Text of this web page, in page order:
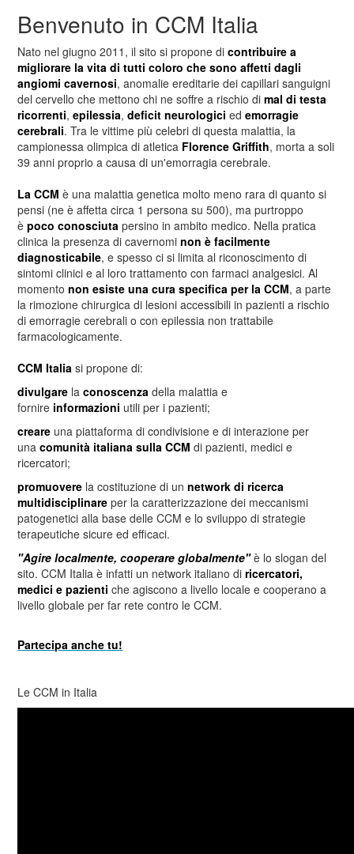
Benvenuto in CCM Italia
Nato nel giugno 2011, il sito si propone dicontribuire a
migliorare la vita di tutti coloro che sono affetti dagli
angiomi cavernosi, anomalie ereditarie dei capillari sanguigni
del cervello che mettono chi ne soffre a rischio dimal di testa
ricorrenti,epilessia,deficit neurologici edemorragie
cerebrali. Tra le vittime più celebri di questa malattia, la
campionessa olimpica di atletica Florence Griffith, morta a soli
39 anni proprio a causa di un'emorragia cerebrale.
La CCM è una malattia genetica molto meno rara di quanto si
pensi (ne è affetta circa 1 persona su 500), ma purtroppo
èpoco conosciuta persino in ambito medico. Nella pratica
clinica la presenza di cavernominon è facilmente
diagnosticabile, e spesso ci si limita al riconoscimento di
sintomi clinici e al loro trattamento con farmaci analgesici. Al
momentonon esiste una cura specifica per la CCM, a parte
la rimozione chirurgica di lesioni accessibili in pazienti a rischio
di emorragie cerebrali o con epilessia non trattabile
farmacologicamente.
CCM Italia si propone di:
divulgare laconoscenza della malattia e
fornire informazioni utili per i pazienti;
creare una piattaforma di condivisione e di interazione per
unacomunità italiana sulla CCM di pazienti, medici e
ricercatori;
promuovere la costituzione di unnetwork di ricerca
multidisciplinare per la caratterizzazione dei meccanismi
patogenetici alla base delle CCM e lo sviluppo di strategie
terapeutiche sicure ed efficaci.
"Agire localmente, cooperare globalmente"è lo slogan del
sito. CCM Italia è infatti un network italiano diricercatori,
medici e pazienti che agiscono a livello locale e cooperano a
livello globale per far rete contro le CCM.
Partecipa anche tu!
Le CCM in Italia